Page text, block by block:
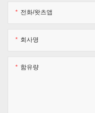
전화/왓츠앱
회사명
함유량